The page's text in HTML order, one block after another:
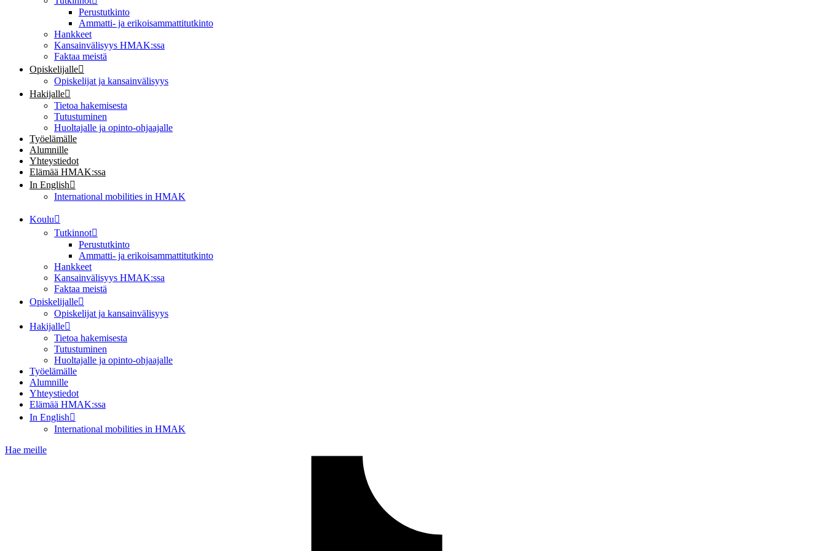
Perustutkinto
Ammatti- ja erikoisammattitutkinto
Hankkeet
Kansainvälisyys HMAK:ssa
Faktaa meistä
Opiskelijalle
Opiskelijat ja kansainvälisyys
Hakijalle
Tietoa hakemisesta
Tutustuminen
Huoltajalle ja opinto-ohjaajalle
Työelämälle
Alumnille
Yhteystiedot
Elämää HMAK:ssa
In English
International mobilities in HMAK
Koulu
Tutkinnot
Perustutkinto
Ammatti- ja erikoisammattitutkinto
Hankkeet
Kansainvälisyys HMAK:ssa
Faktaa meistä
Opiskelijalle
Opiskelijat ja kansainvälisyys
Hakijalle
Tietoa hakemisesta
Tutustuminen
Huoltajalle ja opinto-ohjaajalle
Työelämälle
Alumnille
Yhteystiedot
Elämää HMAK:ssa
In English
International mobilities in HMAK
Hae meille